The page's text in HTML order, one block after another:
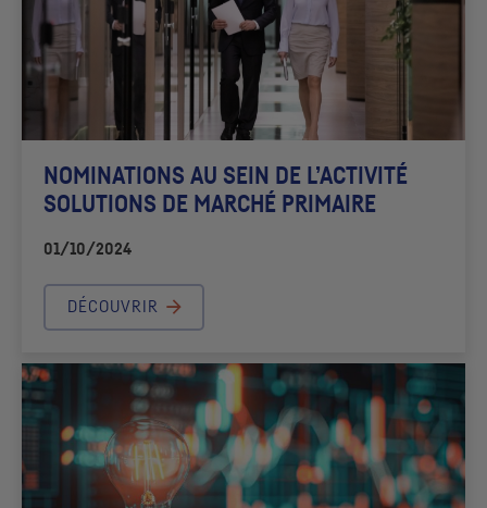
NOMINATIONS AU SEIN DE L’ACTIVITÉ
SOLUTIONS DE MARCHÉ PRIMAIRE
01/10/2024
DÉCOUVRIR